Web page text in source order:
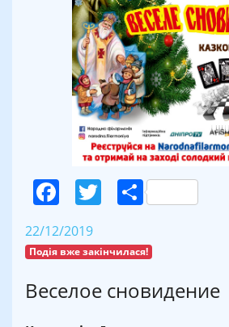
Facebook
Twitter
22/12/2019
Подія вже закінчилася!
Веселое сновидение